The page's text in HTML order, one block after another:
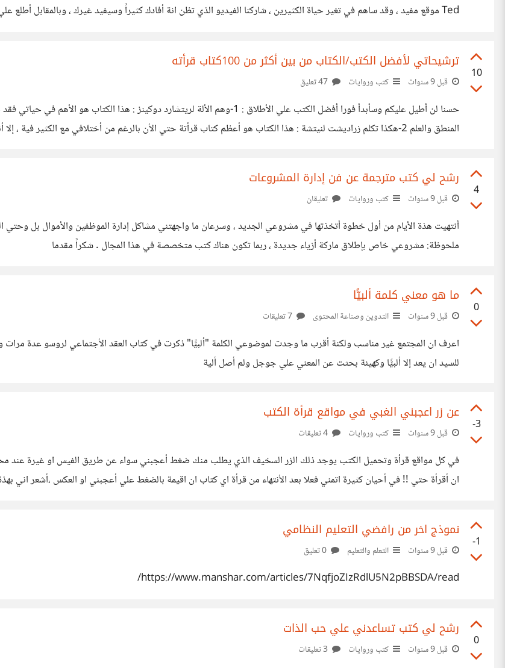
Ted موقع مفيد ، وقد ساهم في تغير حياة الكثيرين ، شاركنا الفيديو الذي تظن انة أفادك كثيراً وسيفيد غيرك ، وبالمقابل أطلع علي ترشيحات غيرك أتمني أن لا تنسي وضع الرابط .
10
ترشيحاتي لأفضل الكتب/الكتاب من بين أكثر من 100كتاب قرأته
قبل 9 سنوات كتب وروايات
حسنا لن أطيل عليكم وسأبدأ فورا أفضل الكتب علي الأطلاق : 1-وهم الألة لريتشارد
المنطق والعلم 2-هكذا تكلم زراديشت لنيتشة : هذا الكتاب هو أعظم كتاب قرأتة حتي الأن بالرغم من أختلافي مع الكثير فية
4
رشح لي كتب مترجمة عن فن إدارة المشروعات
قبل 9 سنوات كتب وروايات تعليقان
أنتهيت هذة الأيام من أول خطوة أتخذتها في مشروعي الجديد ، وسرعان ما واجهتني مشاكل إدارة الموظفين والأموال بل
ملحوظة: مشروعي خاص بإطلاق ماركة أزياء جديدة ، ربما تكون هناك كتب متخصصة في هذا المجال . شكراً مقدما
0
ما هو معني كلمة ألبيًّا
قبل 9 سنوات التدوين وصناعة المحتوى
اعرف ان المجتمع غير مناسب ولكنة أقرب ما وجدت لموضوعي الكلمة "ألبيًّا" ذكرت في كتاب العقد الأجتماعي لروسو عدة مرات
للسيد ان يعد إلا ألبيًّا وكهيئة بحثت عن المعني علي جوجل ولم أصل ألية
-3
عن زر اعجبني الغبي في مواقع قرأة الكتب
قبل 9 سنوات كتب وروايات
في كل مواقع قرأة وتحميل الكتب يوجد ذلك الزر السخيف الذي يطلب منك ضغط أعجبني سواء عن طريق الفيس او غيرة عند
ان أقرأة حتي !! في أحيان كثيرة اتمني فعلا بعد الأنتهاء من قرأة اي كتاب ان اقيمة بالضغط علي أعجبني او العكس ،أشعر اني بهذة
-1
نموذج اخر من رافضي التعليم النظامي
قبل 9 سنوات التعلم والتعليم
https://www.manshar.com/articles/7NqfjoZIzRdlU5N2pBBSDA/read/
0
رشح لي كتب تساعدني علي حب الذات
قبل 9 سنوات كتب وروايات